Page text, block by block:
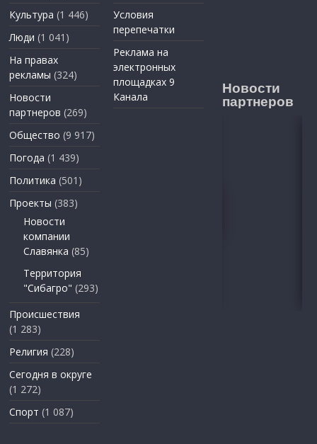
Культура (1 446)
Люди (1 041)
На правах
рекламы (324)
Новости
партнеров (269)
Общество (9 917)
Погода (1 439)
Политика (501)
Проекты (383)
Новости
компании
Славянка (85)
Территория
"Сибагро" (293)
Происшествия
(1 283)
Религия (228)
Сегодня в округе
(1 272)
Спорт (1 087)
Условия
перепечатки
Реклама на
электронных
площадках 9
Канала
Новости
партнеров